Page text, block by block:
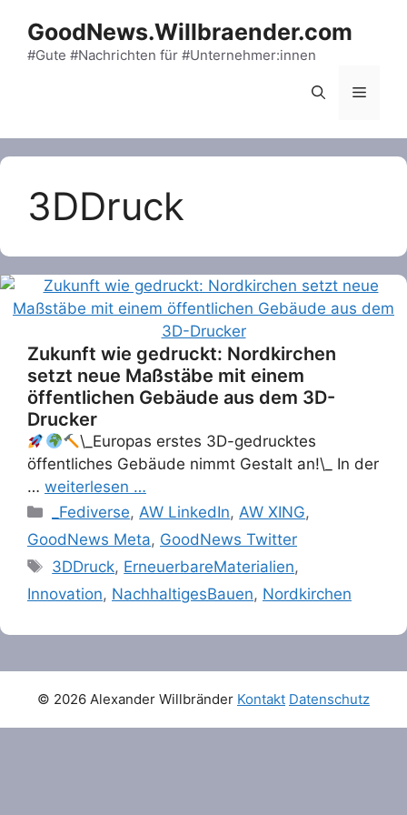
content
GoodNews.Willbraender.com
#Gute #Nachrichten für #Unternehmer:innen
Menu
3DDruck
Zukunft wie gedruckt: Nordkirchen
setzt neue Maßstäbe mit einem
öffentlichen Gebäude aus dem 3D-
Drucker
\_Europas erstes 3D-gedrucktes
öffentliches Gebäude nimmt Gestalt an!\_ In der
… weiterlesen …
Categories
_Fediverse,AW LinkedIn,AW XING,
GoodNews Meta, GoodNews Twitter
Tags
3DDruck, ErneuerbareMaterialien,
Innovation, NachhaltigesBauen, Nordkirchen
© 2026 Alexander Willbränder Kontakt Datenschutz